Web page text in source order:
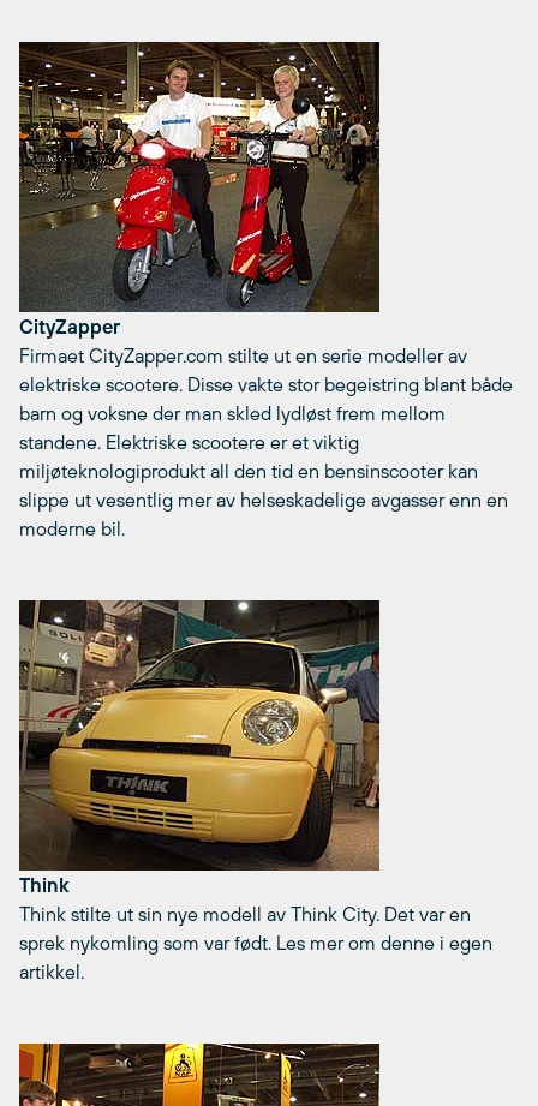
CityZapper
Firmaet CityZapper.com stilte ut en serie modeller av
elektriske scootere. Disse vakte stor begeistring blant både
barn og voksne der man skled lydløst frem mellom
standene. Elektriske scootere er et viktig
miljøteknologiprodukt all den tid en bensinscooter kan
slippe ut vesentlig mer av helseskadelige avgasser enn en
moderne bil.
Think
Think stilte ut sin nye modell av Think City. Det var en
sprek nykomling som var født. Les mer om denne i egen
artikkel.